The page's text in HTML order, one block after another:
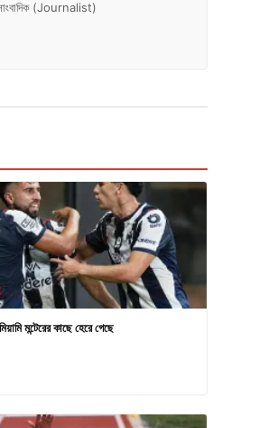
(Journalist)
মন্টেরের কাছে হেরে গেছে